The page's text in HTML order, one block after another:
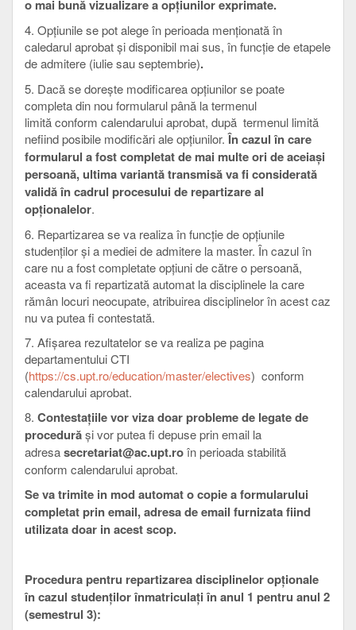
o mai bună vizualizare a opțiunilor exprimate.
4. Opțiunile se pot alege în perioada menționată în
caledarul aprobat și disponibil mai sus, în funcție de etapele
de admitere (iulie sau septembrie).
5. Dacă se dorește modificarea opțiunilor se poate
completa din nou formularul până la termenul
limită conform calendarului aprobat, după termenul limită
nefiind posibile modificări ale opțiunilor.În cazul în care
formularul a fost completat de mai multe ori de aceiași
persoană, ultima variantă transmisă va fi considerată
validă în cadrul procesului de repartizare al
opționalelor.
6. Repartizarea se va realiza în funcție de opțiunile
studenților și a mediei de admitere la master. În cazul în
care nu a fost completate opțiuni de către o persoană,
aceasta va fi repartizată automat la disciplinele la care
rămân locuri neocupate, atribuirea disciplinelor în acest caz
nu va putea fi contestată.
7. Afișarea rezultatelor se va realiza pe pagina
departamentului CTI
(https://cs.upt.ro/education/master/electives) conform
calendarului aprobat.
8. Contestațiile vor viza doar probleme de legate de
procedurăși vor putea fi depuse prin email la
adresasecretariat@ac.upt.roîn perioada stabilită
conform calendarului aprobat.
Se va trimite in mod automat o copie a formularului
completat prin email, adresa de email furnizata fiind
utilizata doar in acest scop.
Procedura pentru repartizarea disciplinelor opționale
în cazul studenților înmatriculați în anul 1 pentru anul 2
(semestrul 3):